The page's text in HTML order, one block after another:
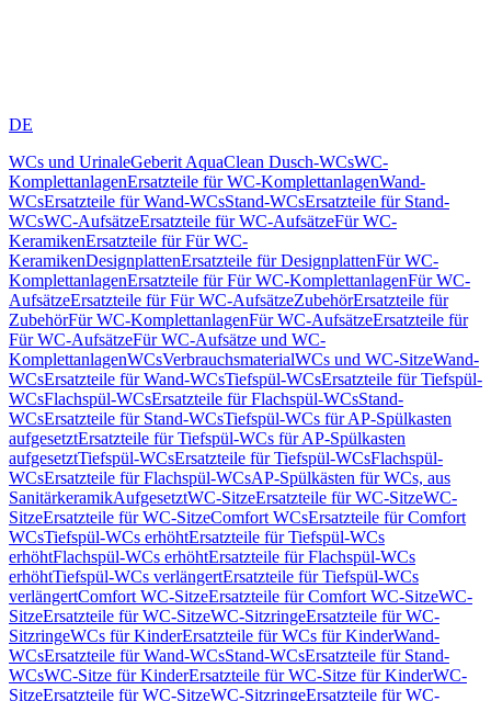
DE
WCs und UrinaleGeberit AquaClean Dusch-WCsWC-
KomplettanlagenErsatzteile für WC-KomplettanlagenWand-
WCsErsatzteile für Wand-WCsStand-WCsErsatzteile für Stand-
WCsWC-AufsätzeErsatzteile für WC-AufsätzeFür WC-
KeramikenErsatzteile für Für WC-
KeramikenDesignplattenErsatzteile für DesignplattenFür WC-
KomplettanlagenErsatzteile für Für WC-KomplettanlagenFür WC-
AufsätzeErsatzteile für Für WC-AufsätzeZubehörErsatzteile für
ZubehörFür WC-KomplettanlagenFür WC-AufsätzeErsatzteile für
Für WC-AufsätzeFür WC-Aufsätze und WC-
KomplettanlagenWCsVerbrauchsmaterialWCs und WC-SitzeWand-
WCsErsatzteile für Wand-WCsTiefspül-WCsErsatzteile für Tiefspül-
WCsFlachspül-WCsErsatzteile für Flachspül-WCsStand-
WCsErsatzteile für Stand-WCsTiefspül-WCs für AP-Spülkasten
aufgesetztErsatzteile für Tiefspül-WCs für AP-Spülkasten
aufgesetztTiefspül-WCsErsatzteile für Tiefspül-WCsFlachspül-
WCsErsatzteile für Flachspül-WCsAP-Spülkästen für WCs, aus
SanitärkeramikAufgesetztWC-SitzeErsatzteile für WC-SitzeWC-
SitzeErsatzteile für WC-SitzeComfort WCsErsatzteile für Comfort
WCsTiefspül-WCs erhöhtErsatzteile für Tiefspül-WCs
erhöhtFlachspül-WCs erhöhtErsatzteile für Flachspül-WCs
erhöhtTiefspül-WCs verlängertErsatzteile für Tiefspül-WCs
verlängertComfort WC-SitzeErsatzteile für Comfort WC-SitzeWC-
SitzeErsatzteile für WC-SitzeWC-SitzringeErsatzteile für WC-
SitzringeWCs für KinderErsatzteile für WCs für KinderWand-
WCsErsatzteile für Wand-WCsStand-WCsErsatzteile für Stand-
WCsWC-Sitze für KinderErsatzteile für WC-Sitze für KinderWC-
SitzeErsatzteile für WC-SitzeWC-SitzringeErsatzteile für WC-